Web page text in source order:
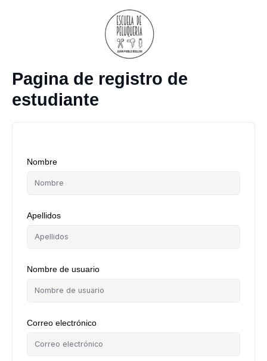
Pagina de registro de
estudiante
Nombre
Apellidos
Nombre de usuario
Correo electrónico